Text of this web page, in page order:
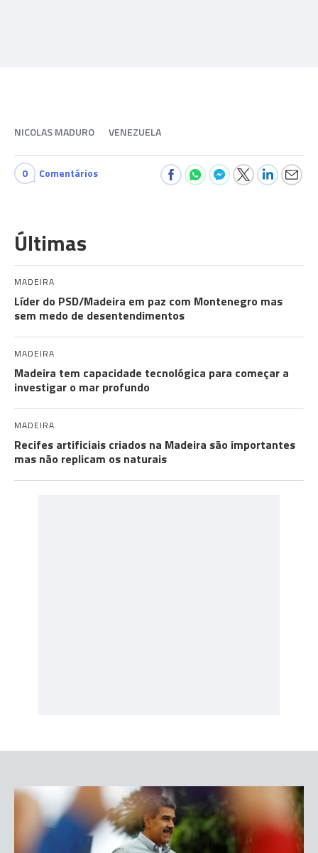
NICOLAS MADURO VENEZUELA
0 Comentários
Últimas
MADEIRA
Líder do PSD/Madeira em paz com Montenegro mas
sem medo de desentendimentos
MADEIRA
Madeira tem capacidade tecnológica para começar a
investigar o mar profundo
MADEIRA
Recifes artificiais criados na Madeira são importantes
mas não replicam os naturais